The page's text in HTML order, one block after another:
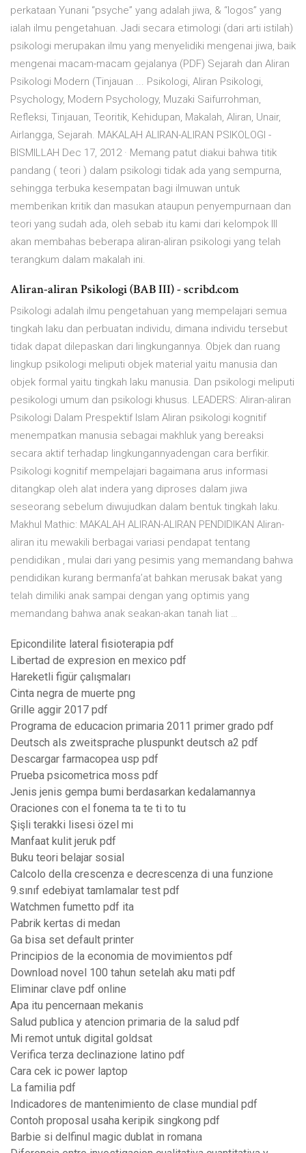
perkataan Yunani “psyche” yang adalah jiwa, & “logos” yang
ialah ilmu pengetahuan. Jadi secara etimologi (dari arti istilah)
psikologi merupakan ilmu yang menyelidiki mengenai jiwa, baik
mengenai macam-macam gejalanya (PDF) Sejarah dan Aliran
Psikologi Modern (Tinjauan ... Psikologi, Aliran Psikologi,
Psychology, Modern Psychology, Muzaki Saifurrohman,
Refleksi, Tinjauan, Teoritik, Kehidupan, Makalah, Aliran, Unair,
Airlangga, Sejarah. MAKALAH ALIRAN-ALIRAN PSIKOLOGI -
BISMILLAH Dec 17, 2012 · Memang patut diakui bahwa titik
pandang ( teori ) dalam psikologi tidak ada yang sempurna,
sehingga terbuka kesempatan bagi ilmuwan untuk
memberikan kritik dan masukan ataupun penyempurnaan dan
teori yang sudah ada, oleh sebab itu kami dari kelompok III
akan membahas beberapa aliran-aliran psikologi yang telah
terangkum dalam makalah ini.
Aliran-aliran Psikologi (BAB III) - scribd.com
Psikologi adalah ilmu pengetahuan yang mempelajari semua
tingkah laku dan perbuatan individu, dimana individu tersebut
tidak dapat dilepaskan dari lingkungannya. Objek dan ruang
lingkup psikologi meliputi objek material yaitu manusia dan
objek formal yaitu tingkah laku manusia. Dan psikologi meliputi
pesikologi umum dan psikologi khusus. LEADERS: Aliran-aliran
Psikologi Dalam Prespektif Islam Aliran psikologi kognitif
menempatkan manusia sebagai makhluk yang bereaksi
secara aktif terhadap lingkungannyadengan cara berfikir.
Psikologi kognitif mempelajari bagaimana arus informasi
ditangkap oleh alat indera yang diproses dalam jiwa
seseorang sebelum diwujudkan dalam bentuk tingkah laku.
Makhul Mathic: MAKALAH ALIRAN-ALIRAN PENDIDIKAN Aliran-
aliran itu mewakili berbagai variasi pendapat tentang
pendidikan , mulai dari yang pesimis yang memandang bahwa
pendidikan kurang bermanfa’at bahkan merusak bakat yang
telah dimiliki anak sampai dengan yang optimis yang
memandang bahwa anak seakan-akan tanah liat …
Epicondilite lateral fisioterapia pdf
Libertad de expresion en mexico pdf
Hareketli figür çalışmaları
Cinta negra de muerte png
Grille aggir 2017 pdf
Programa de educacion primaria 2011 primer grado pdf
Deutsch als zweitsprache pluspunkt deutsch a2 pdf
Descargar farmacopea usp pdf
Prueba psicometrica moss pdf
Jenis jenis gempa bumi berdasarkan kedalamannya
Oraciones con el fonema ta te ti to tu
Şişli terakki lisesi özel mi
Manfaat kulit jeruk pdf
Buku teori belajar sosial
Calcolo della crescenza e decrescenza di una funzione
9.sınıf edebiyat tamlamalar test pdf
Watchmen fumetto pdf ita
Pabrik kertas di medan
Ga bisa set default printer
Principios de la economia de movimientos pdf
Download novel 100 tahun setelah aku mati pdf
Eliminar clave pdf online
Apa itu pencernaan mekanis
Salud publica y atencion primaria de la salud pdf
Mi remot untuk digital goldsat
Verifica terza declinazione latino pdf
Cara cek ic power laptop
La familia pdf
Indicadores de mantenimiento de clase mundial pdf
Contoh proposal usaha keripik singkong pdf
Barbie si delfinul magic dublat in romana